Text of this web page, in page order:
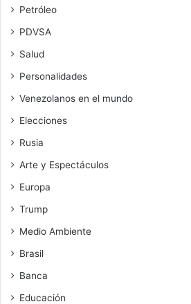
Petróleo
PDVSA
Salud
Personalidades
Venezolanos en el mundo
Elecciones
Rusia
Arte y Espectáculos
Europa
Trump
Medio Ambiente
Brasil
Banca
Educación